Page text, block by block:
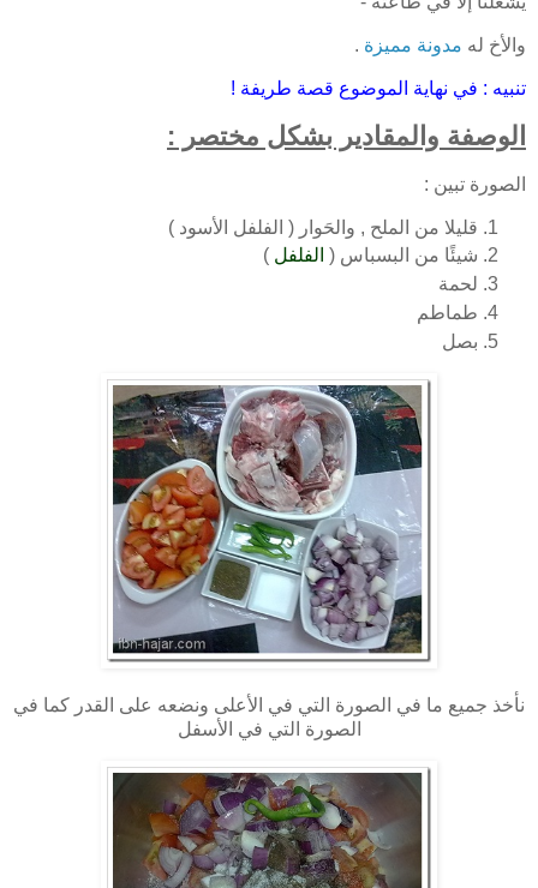
والأخ له مدونة مميزة .
تنبيه : في نهاية الموضوع قصة طريفة !
الوصفة والمقادير بشكل مختصر :
الصورة تبين :
قليلا من الملح , والحَوار ( الفلفل الأسود )
شيئًا من البسباس ( الفلفل )
لحمة
طماطم
بصل
نأخذ جميع ما في الصورة التي في الأعلى ونضعه على القدر كما في
الصورة التي في الأسفل